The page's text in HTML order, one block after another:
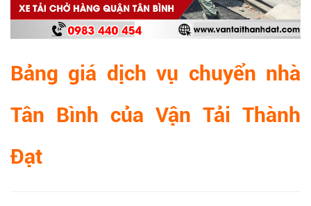
Bảng giá dịch vụ chuyển nhà
Tân Bình của Vận Tải Thành
Đạt